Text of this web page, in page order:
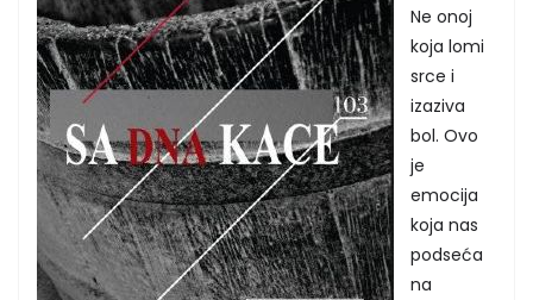
Ne onoj
koja lomi
srce i
izaziva
bol. Ovo
je
emocija
koja nas
podseća
na